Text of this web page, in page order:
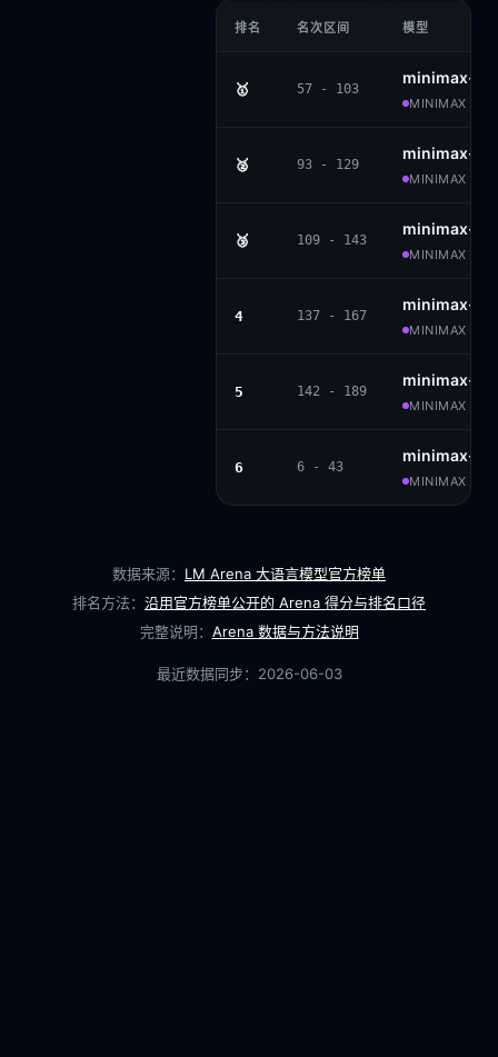
排名 名次区间 模型
🥇 57 - 103
minimax-
MINIMAX ·
🥈 93 - 129
minimax-
MINIMAX ·
🥉 109 - 143
minimax-
MINIMAX ·
4 137 - 167
minimax-m1
MINIMAX ·
5 142 - 189
minimax-
MINIMAX ·
6 6 - 43
minimax-
MINIMAX ·
数据来源： LM Arena 大语言模型官方榜单
排名方法： 沿用官方榜单公开的 Arena 得分与排名口径
完整说明： Arena 数据与方法说明
最近数据同步： 2026-06-03